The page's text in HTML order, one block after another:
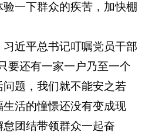
一下群众的疾苦，加快棚
近平总书记叮嘱党员干部
要还有一家一户乃至一个
问题，我们就不能安之若
活的憧憬还没有变成现
团结带领群众一起奋